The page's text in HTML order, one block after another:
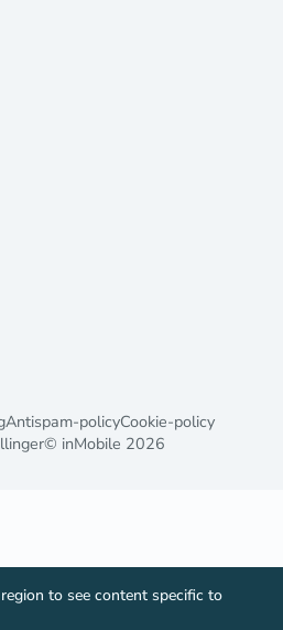
to see content specific to
Antispam-policyCookie-policy
© inMobile 2026